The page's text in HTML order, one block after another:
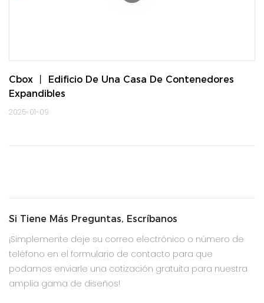
Cbox 丨 Edificio De Una Casa De Contenedores
Expandibles
2025-01-09
Si Tiene Más Preguntas, Escríbanos
¡Simplemente deje su correo electrónico o número de
teléfono en el formulario de contacto para que
podamos enviarle una cotización gratuita para nuestra
amplia gama de diseños!